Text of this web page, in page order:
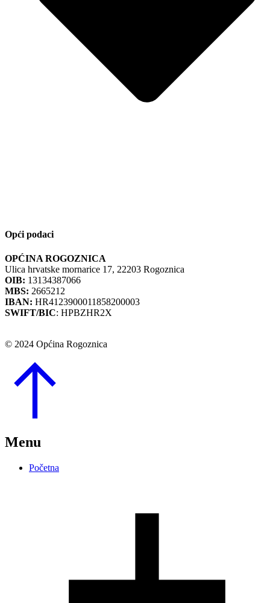
Opći podaci
OPĆINA ROGOZNICA
Ulica hrvatske mornarice 17, 22203 Rogoznica
OIB: 13134387066
MBS: 2665212
IBAN: HR4123900011858200003
SWIFT/BIC: HPBZHR2X
© 2024 Općina Rogoznica
Menu
Početna